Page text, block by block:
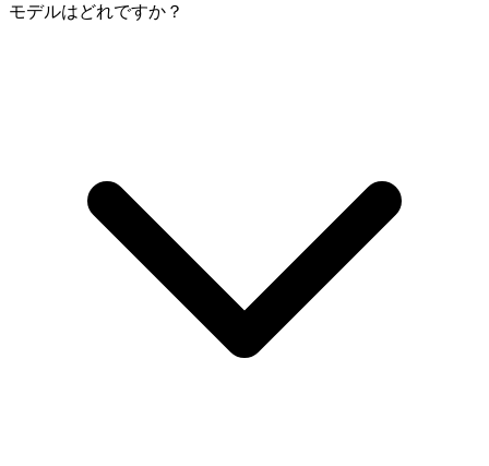
モデルはどれですか？